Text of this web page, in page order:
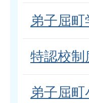
弟子屈
特認校
弟子屈